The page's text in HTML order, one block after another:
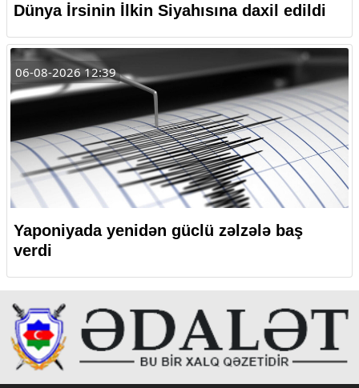
Dünya İrsinin İlkin Siyahısına daxil edildi
06-08-2026 12:39
Yaponiyada yenidən güclü zəlzələ baş
verdi